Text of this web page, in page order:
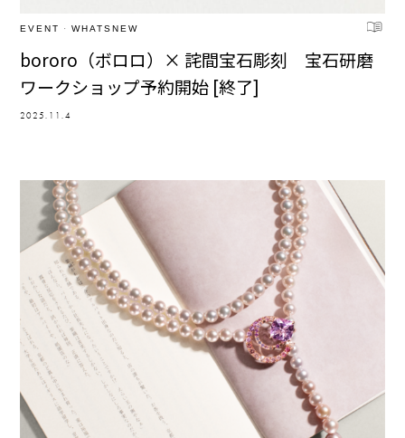
EVENT · WHATSNEW
bororo（ボロロ）× 詫間宝石彫刻 宝石研磨
ワークショップ予約開始 [終了]
2025.11.4